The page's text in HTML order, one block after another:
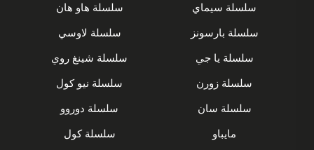
سلسلة سيماي
سلسلة هاو هان
سلسلة بارسونز
سلسلة لاوسي
سلسلة يا جي
سلسلة شينغ روي
سلسلة زورن
سلسلة نيو كول
سلسلة سان
سلسلة دوروو
مايباو
سلسلة كول